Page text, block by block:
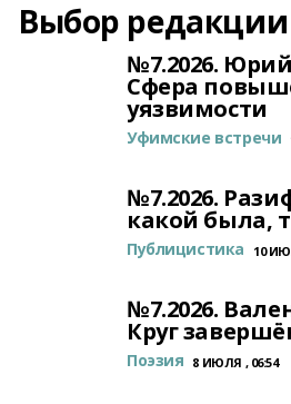
Выбор редакции
№7.2026.
Сфера
уязвимости
Уфимские встречи
№7.2026.
какой была,
Публицистика 10
№7.2026.
Круг
Поэзия 8 ИЮЛЯ , 06:54